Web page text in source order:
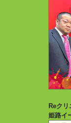
Reク
姫路イ